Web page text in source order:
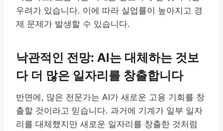
우려가 있습니다. 이에 따라 실업률이 높아지고 경
제 문제가 발생할 수 있습니다.
낙관적인 전망: AI는 대체하는 것보
다 더 많은 일자리를 창출합니다
반면에, 많은 전문가는 AI가 새로운 고용 기회를 창
출할 것이라고 믿습니다. 과거에 기계가 일부 일자
리를 대체했지만 새로운 일자리를 창출한 것처럼